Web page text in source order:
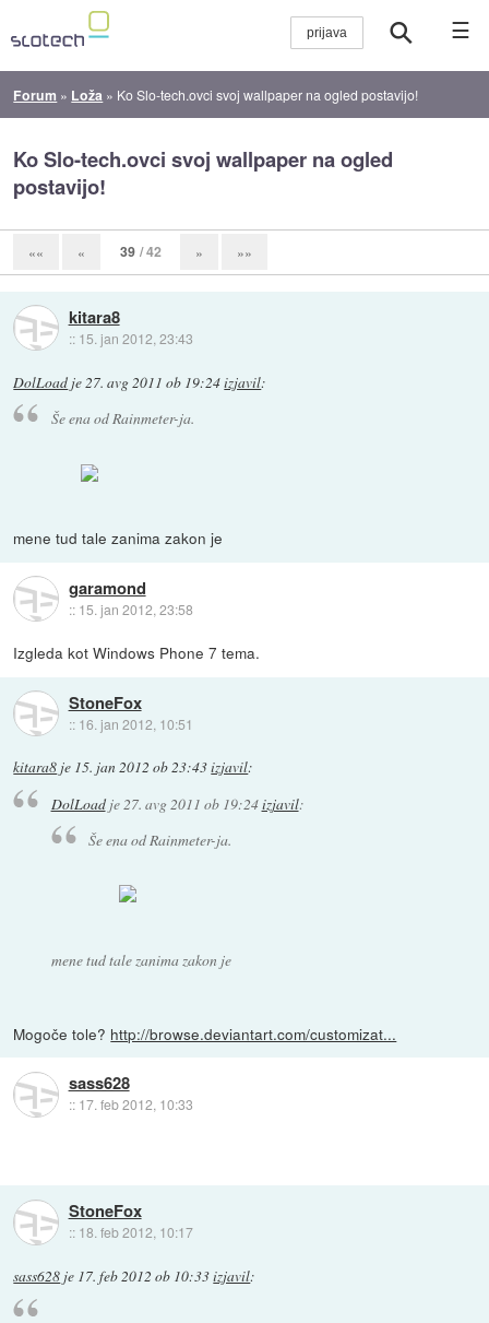
☰
Forum » Loža » Ko Slo-tech.ovci svoj wallpaper na ogled postavijo!
Ko Slo-tech.ovci svoj wallpaper na ogled
postavijo!
«« « 39 / 42 » »»
kitara8
:: 15. jan 2012, 23:43
DolLoad je27. avg 2011 ob 19:24izjavil:
Še ena od Rainmeter-ja.
mene tud tale zanima zakon je
garamond
:: 15. jan 2012, 23:58
Izgleda kot Windows Phone 7 tema.
StoneFox
:: 16. jan 2012, 10:51
kitara8 je 15. jan 2012 ob 23:43izjavil:
DolLoadje27. avg 2011 ob 19:24izjavil:
Še ena od Rainmeter-ja.
mene tud tale zanima zakon je
Mogoče tole? http://browse.deviantart.com/customizat...
sass628
:: 17. feb 2012, 10:33
StoneFox
:: 18. feb 2012, 10:17
sass628 je 17. feb 2012 ob 10:33izjavil: